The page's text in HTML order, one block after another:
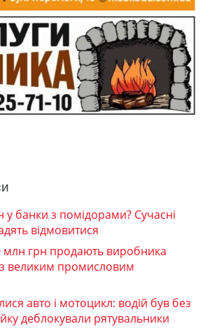
у банки з помідорами? Сучасні
відмовитися
млн грн продають виробника
великим промисловим
авто і мотоцикл: водій був без
деблокували рятувальники